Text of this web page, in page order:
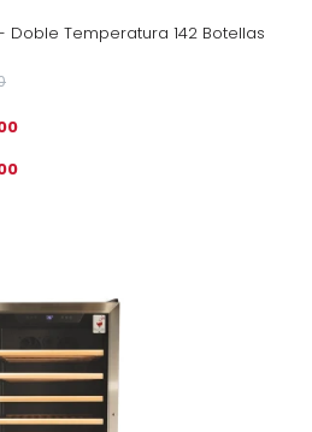
Doble Temperatura 142 Botellas